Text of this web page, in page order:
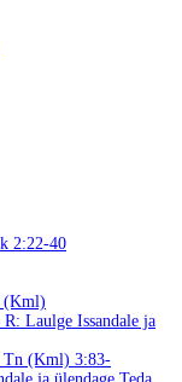
2:22-40
(Kml)
R: Laulge Issandale ja
Tn (Kml) 3:83-